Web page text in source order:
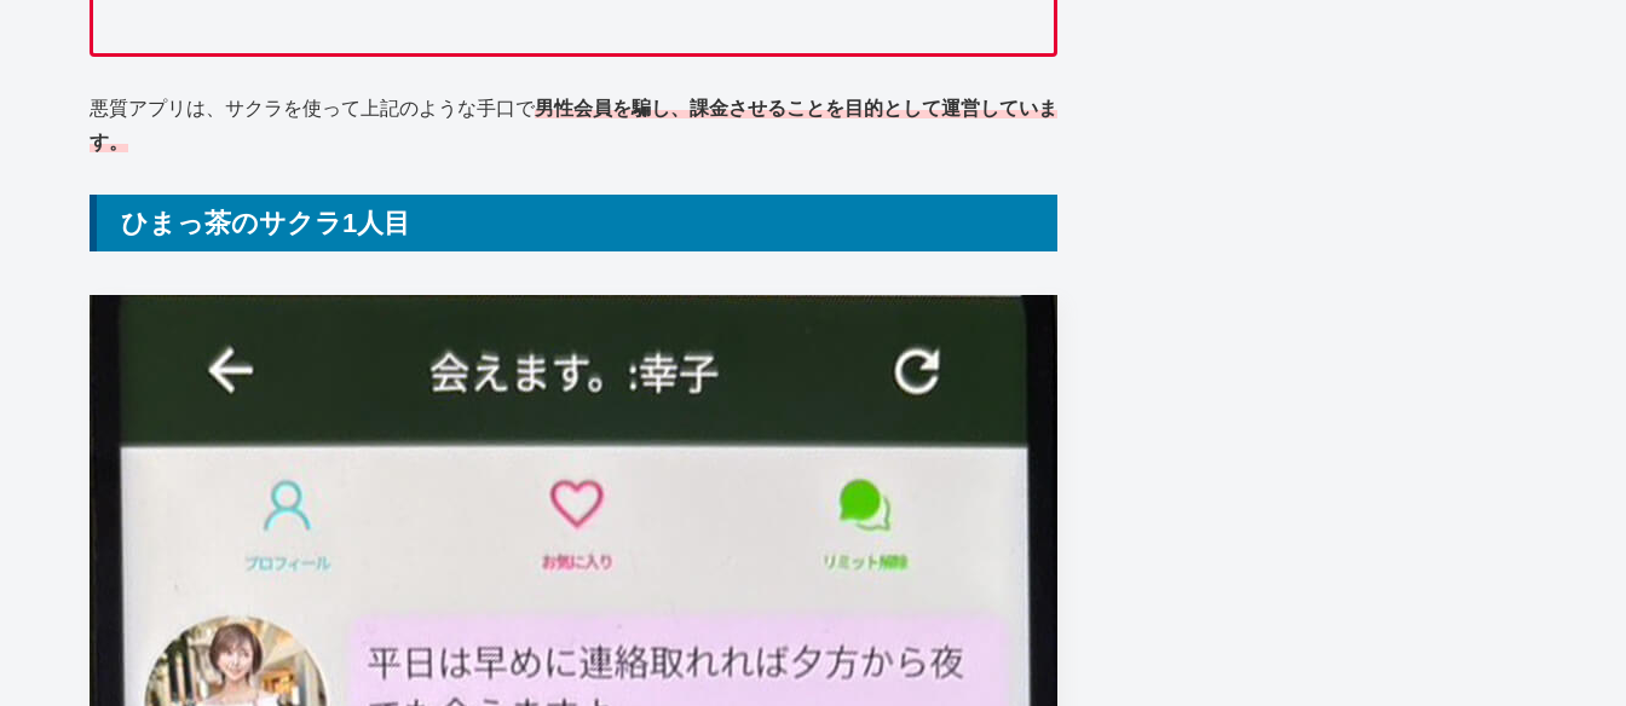
悪質アプリは、サクラを使って上記のような手口で男性会員を騙し、課金させることを目的として運営していま
す。
ひまっ茶のサクラ1人目